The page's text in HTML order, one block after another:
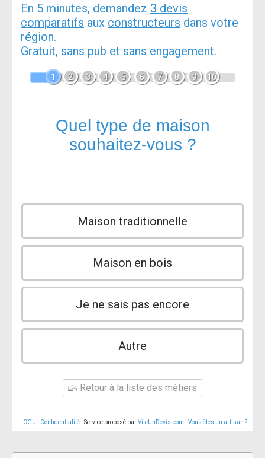
En 5 minutes, demandez 3 devis
comparatifs aux constructeurs dans votre
région.
Gratuit, sans pub et sans engagement.
1 2 3 4 5 6 7 8 9 10
Quel type de maison
souhaitez-vous ?
Maison traditionnelle
Maison en bois
Je ne sais pas encore
Autre
Retour à la liste des métiers
CGU - Confidentialité- Service proposé parViteUnDevis.com -Vous êtes un artisan ?